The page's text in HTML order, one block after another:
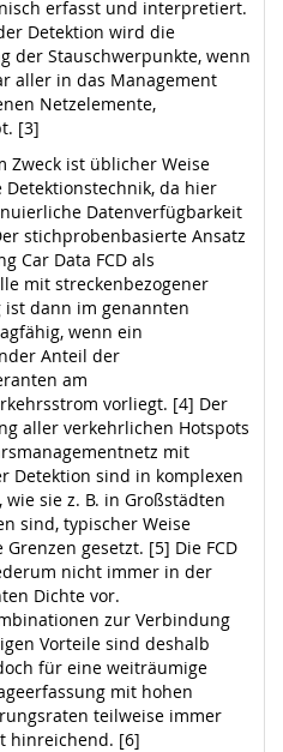
erfasst und interpretiert.
Detektion wird die
der Stauschwerpunkte, wenn
aller in das Management
Netzelemente,
[3]
Zweck ist üblicher Weise
Detektionstechnik, da hier
Datenverfügbarkeit
stichprobenbasierte Ansatz
Car Data FCD als
mit streckenbezogener
ist dann im genannten
wenn ein
Anteil der
am
vorliegt. [4] Der
aller verkehrlichen Hotspots
mit
Detektion sind in komplexen
wie sie z. B. in Großstädten
sind, typischer Weise
gesetzt. [5] Die FCD
nicht immer in der
Dichte vor.
zur Verbindung
Vorteile sind deshalb
für eine weiträumige
mit hohen
teilweise immer
hinreichend. [6]